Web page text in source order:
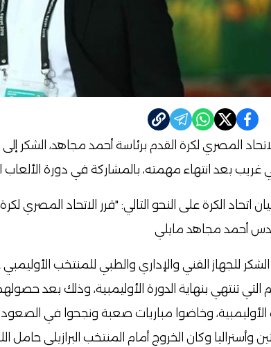
المصري لكرة القدم برئاسة أحمد مجاهد، الشكر
بعد انتهاء مهمته، بالمشاركة في دورة الألعاب
اتحاد الكرة على النحو التالي: "قرر الاتحاد المصري
أحمد مجاهد مايلي
للجهاز الفني والإداري والطبي للمنتخب
تنتهي بنهاية الدورة الأوليمبية، وذلك بعد
الأوليمبية، وخاضوا مباريات صعبة ونجحوا في الصعود
وأستراليا وكان الخروج أمام المنتخب البرازيلي حامل